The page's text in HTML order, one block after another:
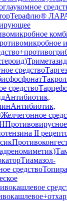
Терафлю® ЛАР
и
средство
средство
Антибиотик,
Антибиотик,
Желчегонное
II
Тиамазол-
средство